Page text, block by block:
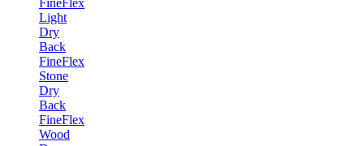
FineFlex
Light
Dry
Back
FineFlex
Stone
Dry
Back
FineFlex
Wood